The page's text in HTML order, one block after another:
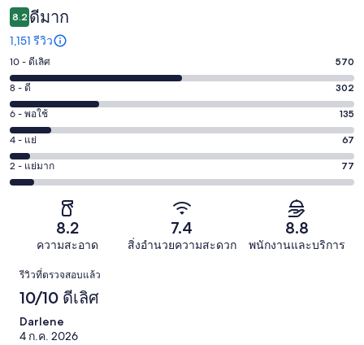
8.2 ดีมาก
1,151 รีวิว
คะแนน
10
-
ดี
เลิศ
570
จาก
10 - ดีเลิศ 570
คะแนน
8
-
ดี
302
จาก
8 - ดี 302
คะแนน
6
-
พอใช้
135
6 - พอใช้ 135
คะแนน
4
-
รีวิว
4 - แย่ 67
คะแนน
2
จาก
1151
รีวิว
2 - แย่มาก 77
8.2
ความสะอาด
7.4
สิ่งอำนวยความสะดวก
8.8
พนักงานและบริการ
รีวิว
รีวิวที่ตรวจสอบแล้ว
10/10 ดีเลิศ
Darlene
4 ก.ค. 2026